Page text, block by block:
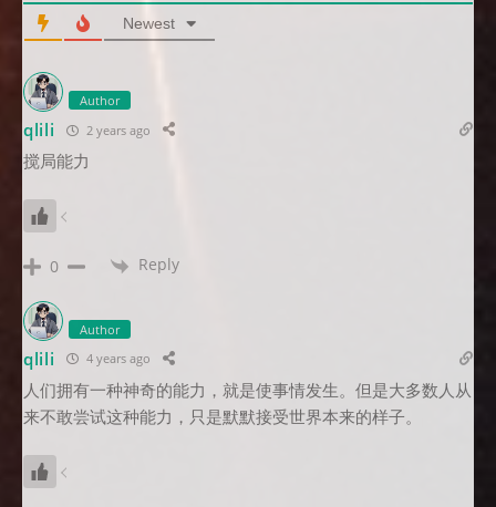
Newest
Author
qlili 2 years ago
搅局能力
0 Reply
Author
qlili 4 years ago
人们拥有一种神奇的能力，就是使事情发生。但是大多数人从
来不敢尝试这种能力，只是默默接受世界本来的样子。